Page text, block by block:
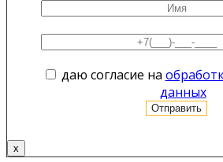
даю согласие на
данных
x